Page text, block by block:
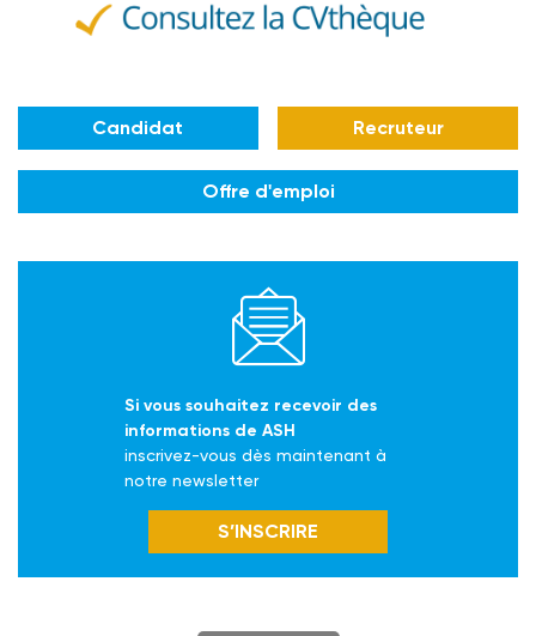
Candidat Recruteur
Offre d'emploi
Si vous souhaitez recevoir des
informations de ASH
inscrivez-vous dès maintenant à
notre newsletter
S’INSCRIRE